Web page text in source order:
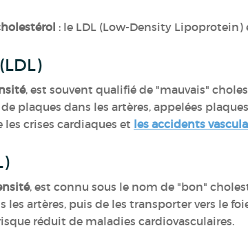
: le LDL (Low-Density
, est souvent qualifié de "mauvais"
plaques dans les artères, appelées
les crises cardiaques et les accidents
, est connu sous le nom de "bon"
artères, puis de les transporter vers le
réduit de maladies cardiovasculaires.